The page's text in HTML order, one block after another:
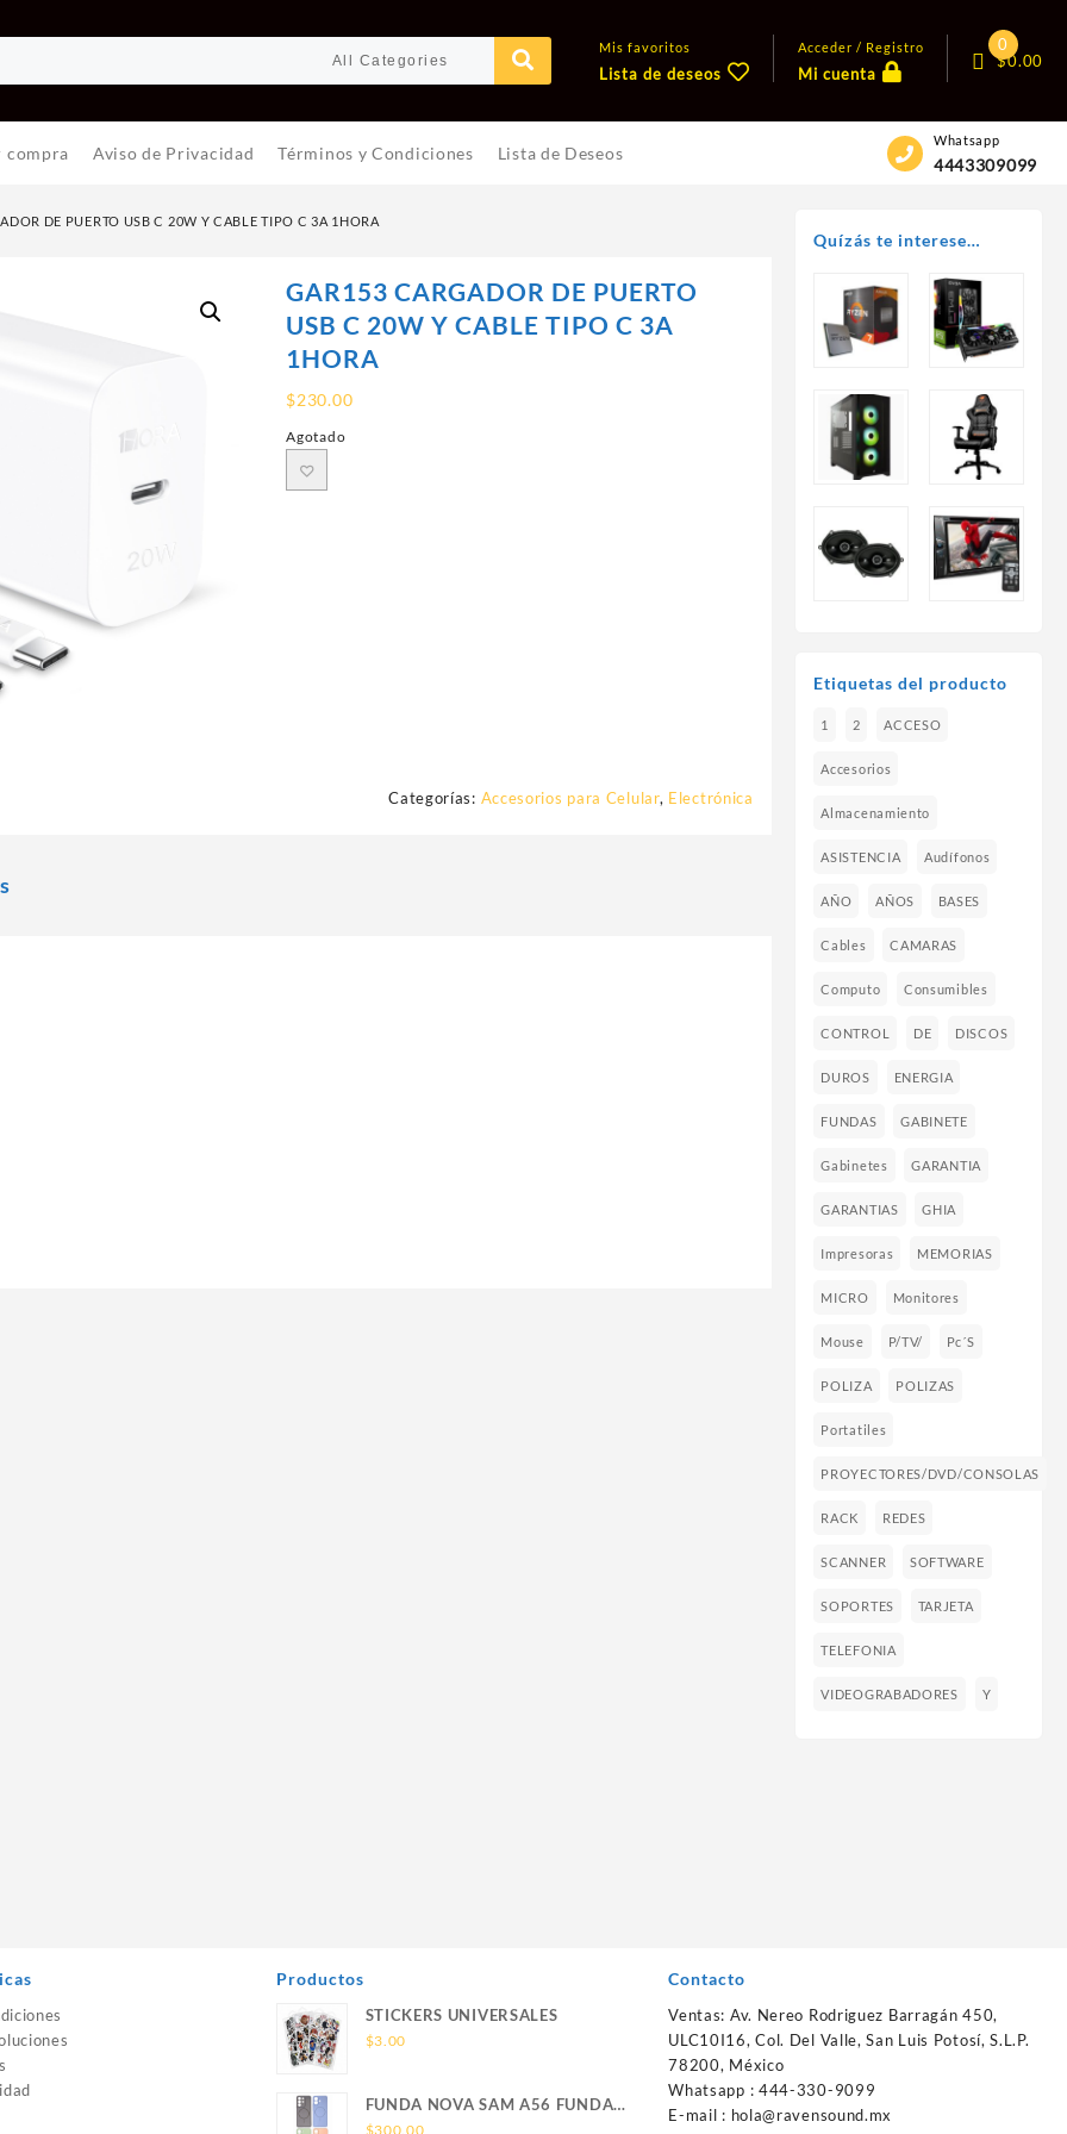
Mis favoritos
Lista de deseos
Acceder / Registro
Mi cuenta
0
$0.00
compra Aviso de Privacidad Términos y Condiciones Lista de Deseos
Whatsapp
4443309099
DE PUERTO USB C 20W Y CABLE TIPO C 3A 1HORA
GAR153 CARGADOR DE PUERTO
USB C 20W Y CABLE TIPO C 3A
1HORA
$230.00
Agotado
Categorías: Accesorios para Celular, Electrónica
Quízás te interese…
Etiquetas del producto
1 2 ACCESO
Accesorios
Almacenamiento
ASISTENCIA Audífonos
AÑO AÑOS BASES
Cables CAMARAS
Computo Consumibles
CONTROL DE DISCOS
DUROS ENERGIA
FUNDAS GABINETE
Gabinetes GARANTIA
GARANTIAS GHIA
Impresoras MEMORIAS
MICRO Monitores
Mouse P/TV/ Pc´s
POLIZA POLIZAS
Portatiles
PROYECTORES/DVD/CONSOLAS
RACK REDES
SCANNER SOFTWARE
SOPORTES TARJETA
TELEFONIA
VIDEOGRABADORES Y
Productos
STICKERS UNIVERSALES
$3.00
FUNDA NOVA SAM A56 FUNDA
SILICONA SIN SOPORTE
$300.00
Contacto
Ventas: Av. Nereo Rodriguez Barragán 450,
ULC10I16, Col. Del Valle, San Luis Potosí, S.L.P.
78200, México
Whatsapp : 444-330-9099
E-mail : hola@ravensound.mx